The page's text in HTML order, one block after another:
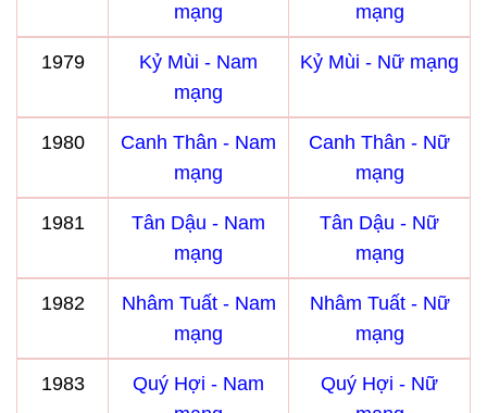
mạng
mạng
1979
Kỷ Mùi - Nam
mạng
Kỷ Mùi - Nữ mạng
1980
Canh Thân - Nam
mạng
Canh Thân - Nữ
mạng
1981
Tân Dậu - Nam
mạng
Tân Dậu - Nữ
mạng
1982
Nhâm Tuất - Nam
mạng
Nhâm Tuất - Nữ
mạng
1983
Quý Hợi - Nam
Quý Hợi - Nữ